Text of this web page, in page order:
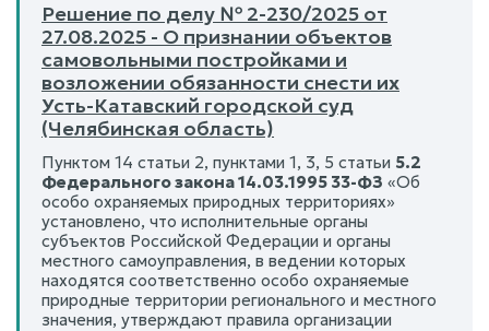
Решение по делу № 2-230/2025 от
27.08.2025 - О признании объектов
самовольными постройками и
возложении обязанности снести их
Усть-Катавский городской суд
(Челябинская область)
Пунктом 14 статьи 2, пунктами 1, 3, 5 статьи 5.2
Федерального закона 14.03.1995 33-ФЗ «Об
особо охраняемых природных территориях»
установлено, что исполнительные органы
субъектов Российской Федерации и органы
местного самоуправления, в ведении которых
находятся соответственно особо охраняемые
природные территории регионального и местного
значения, утверждают правила организации